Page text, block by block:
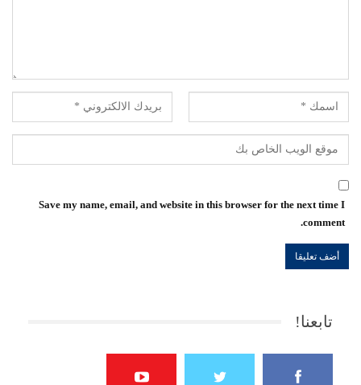
Save my name, email, and website in this browser for the next time I
comment.
تابعنا!